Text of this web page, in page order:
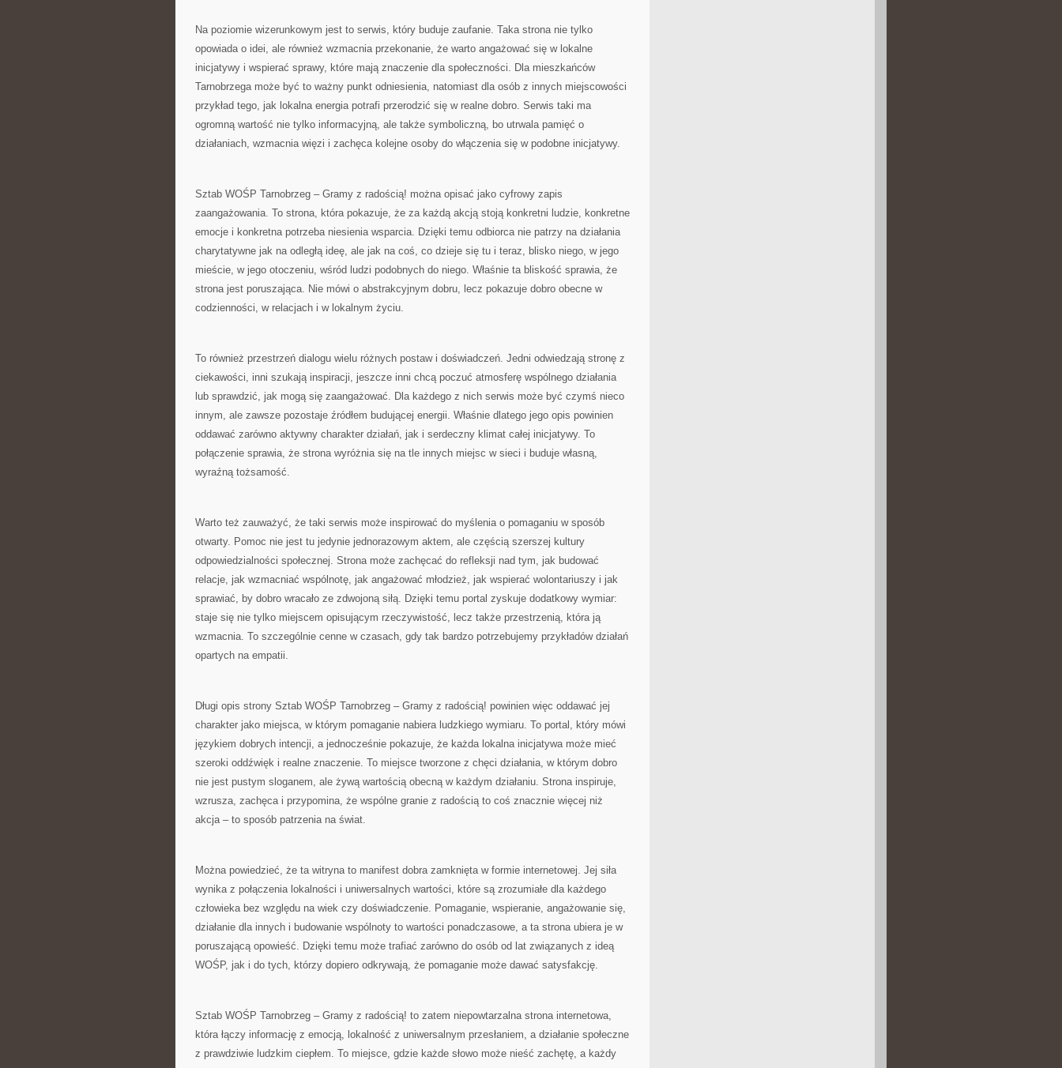
Na poziomie wizerunkowym jest to serwis, który buduje zaufanie. Taka strona nie tylko
opowiada o idei, ale również wzmacnia przekonanie, że warto angażować się w lokalne
inicjatywy i wspierać sprawy, które mają znaczenie dla społeczności. Dla mieszkańców
Tarnobrzega może być to ważny punkt odniesienia, natomiast dla osób z innych miejscowości
przykład tego, jak lokalna energia potrafi przerodzić się w realne dobro. Serwis taki ma
ogromną wartość nie tylko informacyjną, ale także symboliczną, bo utrwala pamięć o
działaniach, wzmacnia więzi i zachęca kolejne osoby do włączenia się w podobne inicjatywy.
Sztab WOŚP Tarnobrzeg – Gramy z radością! można opisać jako cyfrowy zapis
zaangażowania. To strona, która pokazuje, że za każdą akcją stoją konkretni ludzie, konkretne
emocje i konkretna potrzeba niesienia wsparcia. Dzięki temu odbiorca nie patrzy na działania
charytatywne jak na odległą ideę, ale jak na coś, co dzieje się tu i teraz, blisko niego, w jego
mieście, w jego otoczeniu, wśród ludzi podobnych do niego. Właśnie ta bliskość sprawia, że
strona jest poruszająca. Nie mówi o abstrakcyjnym dobru, lecz pokazuje dobro obecne w
codzienności, w relacjach i w lokalnym życiu.
To również przestrzeń dialogu wielu różnych postaw i doświadczeń. Jedni odwiedzają stronę z
ciekawości, inni szukają inspiracji, jeszcze inni chcą poczuć atmosferę wspólnego działania
lub sprawdzić, jak mogą się zaangażować. Dla każdego z nich serwis może być czymś nieco
innym, ale zawsze pozostaje źródłem budującej energii. Właśnie dlatego jego opis powinien
oddawać zarówno aktywny charakter działań, jak i serdeczny klimat całej inicjatywy. To
połączenie sprawia, że strona wyróżnia się na tle innych miejsc w sieci i buduje własną,
wyraźną tożsamość.
Warto też zauważyć, że taki serwis może inspirować do myślenia o pomaganiu w sposób
otwarty. Pomoc nie jest tu jedynie jednorazowym aktem, ale częścią szerszej kultury
odpowiedzialności społecznej. Strona może zachęcać do refleksji nad tym, jak budować
relacje, jak wzmacniać wspólnotę, jak angażować młodzież, jak wspierać wolontariuszy i jak
sprawiać, by dobro wracało ze zdwojoną siłą. Dzięki temu portal zyskuje dodatkowy wymiar:
staje się nie tylko miejscem opisującym rzeczywistość, lecz także przestrzenią, która ją
wzmacnia. To szczególnie cenne w czasach, gdy tak bardzo potrzebujemy przykładów działań
opartych na empatii.
Długi opis strony Sztab WOŚP Tarnobrzeg – Gramy z radością! powinien więc oddawać jej
charakter jako miejsca, w którym pomaganie nabiera ludzkiego wymiaru. To portal, który mówi
językiem dobrych intencji, a jednocześnie pokazuje, że każda lokalna inicjatywa może mieć
szeroki oddźwięk i realne znaczenie. To miejsce tworzone z chęci działania, w którym dobro
nie jest pustym sloganem, ale żywą wartością obecną w każdym działaniu. Strona inspiruje,
wzrusza, zachęca i przypomina, że wspólne granie z radością to coś znacznie więcej niż
akcja – to sposób patrzenia na świat.
Można powiedzieć, że ta witryna to manifest dobra zamknięta w formie internetowej. Jej siła
wynika z połączenia lokalności i uniwersalnych wartości, które są zrozumiałe dla każdego
człowieka bez względu na wiek czy doświadczenie. Pomaganie, wspieranie, angażowanie się,
działanie dla innych i budowanie wspólnoty to wartości ponadczasowe, a ta strona ubiera je w
poruszającą opowieść. Dzięki temu może trafiać zarówno do osób od lat związanych z ideą
WOŚP, jak i do tych, którzy dopiero odkrywają, że pomaganie może dawać satysfakcję.
Sztab WOŚP Tarnobrzeg – Gramy z radością! to zatem niepowtarzalna strona internetowa,
która łączy informację z emocją, lokalność z uniwersalnym przesłaniem, a działanie społeczne
z prawdziwie ludzkim ciepłem. To miejsce, gdzie każde słowo może nieść zachętę, a każdy